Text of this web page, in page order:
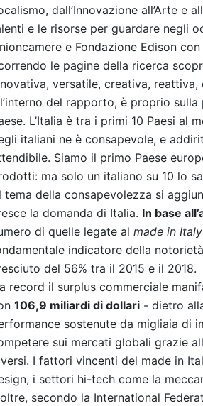
dall’Innovazione all’Arte e
e le risorse per guardare negli
e Fondazione Edison
le pagine della ricerca
versatile, creativa,
del rapporto, è proprio
L’Italia è tra i primi 10 Paesi al
italiani ne è consapevole, e
Siamo il primo Paese
ma solo un italiano su 10 lo
tema della consapevolezza si
la domanda di Italia. In base al
di quelle legate al made in Italy
indicatore della
del 56% tra il 2015 e il 2018.
record il surplus commerciale
106,9 miliardi di dollari - dietro
sostenute da migliaia di
sui mercati globali grazie
I fattori vincenti del made in
i settori hi-tech come la
secondo la International